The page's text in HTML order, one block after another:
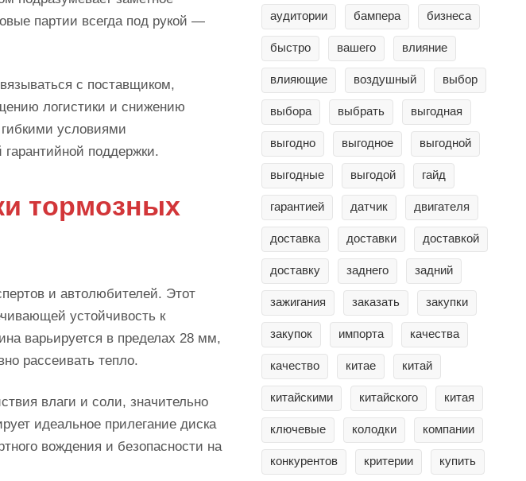
партии всегда под рукой —
с поставщиком,
логистики и снижению
условиями
поддержки.
тормозных
и автолюбителей. Этот
устойчивость к
варьируется в пределах 28 мм,
рассеивать тепло.
влаги и соли, значительно
идеальное прилегание диска
вождения и безопасности на
аудитории бампера бизнеса
быстро вашего влияние
влияющие воздушный выбор
выбора выбрать выгодная
выгодно выгодное выгодной
выгодные выгодой гайд
гарантией датчик двигателя
доставка доставки доставкой
доставку заднего задний
зажигания заказать закупки
закупок импорта качества
качество китае китай
китайскими китайского китая
ключевые колодки компании
конкурентов критерии купить